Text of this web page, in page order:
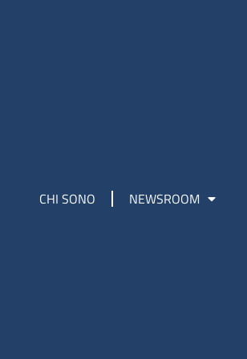
CHI SONO NEWSROOM